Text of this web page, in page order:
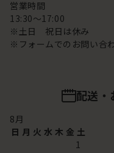
営業時間
13:30～17:00
※土日 祝日は休み
※フォームでのお問い合
配送・
8月
日 月 火 水 木 金 土
1